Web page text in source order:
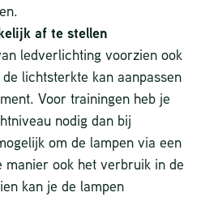
af te stellen
ledverlichting voorzien ook
lichtsterkte kan aanpassen
Voor trainingen heb je
nodig dan bij
om de lampen via een
manier ook het verbruik in de
kan je de lampen